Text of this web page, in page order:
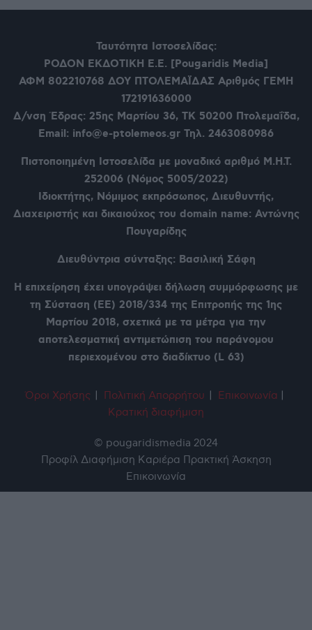
Ταυτότητα Ιστοσελίδας:
ΡΟΔΟΝ ΕΚΔΟΤΙΚΗ Ε.Ε. [Pougaridis Media]
ΑΦΜ 802210768 ΔΟΥ ΠΤΟΛΕΜΑΪΔΑΣ Αριθμός ΓΕΜΗ
172191636000
Δ/νση Έδρας: 25ης Μαρτίου 36, ΤΚ 50200 Πτολεμαΐδα,
Email: info@e-ptolemeos.gr Τηλ. 2463080986
Πιστοποιημένη Ιστοσελίδα με μοναδικό αριθμό Μ.Η.Τ.
252006 (Νόμος 5005/2022)
Ιδιοκτήτης, Νόμιμος εκπρόσωπος, Διευθυντής,
Διαχειριστής και δικαιούχος του domain name: Αντώνης
Πουγαρίδης
Διευθύντρια σύνταξης: Βασιλική Σάφη
Η επιχείρηση έχει υπογράψει δήλωση συμμόρφωσης με
τη Σύσταση (ΕΕ) 2018/334 της Επιτροπής της 1ης
Μαρτίου 2018, σχετικά με τα μέτρα για την
αποτελεσματική αντιμετώπιση του παράνομου
περιεχομένου στο διαδίκτυο (L 63)
Όροι Χρήσης Πολιτική Απορρήτου Επικοινωνία
Κρατική διαφήμιση
© pougaridismedia 2024
Προφίλ Διαφήμιση Καριέρα Πρακτική Άσκηση
Επικοινωνία